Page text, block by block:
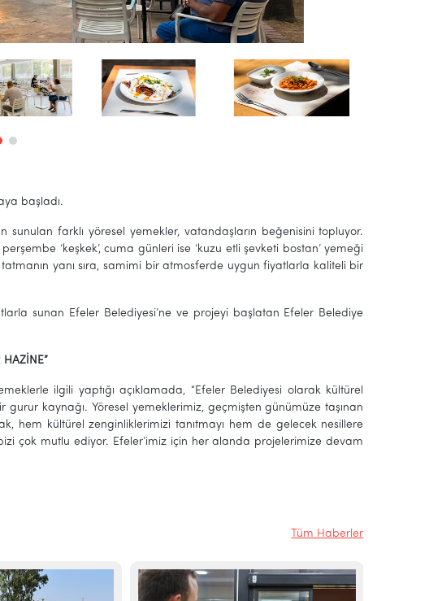
başladı.
sunulan farklı yöresel yemekler, vatandaşların beğenisini topluyor.
perşembe ‘keşkek’, cuma günleri ise ‘kuzu etli şevketi bostan’ yemeği
yanı sıra, samimi bir atmosferde uygun fiyatlarla kaliteli bir
sunan Efeler Belediyesi’ne ve projeyi başlatan Efeler Belediye
HAZİNE”
ilgili yaptığı açıklamada, “Efeler Belediyesi olarak kültürel
gurur kaynağı. Yöresel yemeklerimiz, geçmişten günümüze taşınan
hem kültürel zenginliklerimizi tanıtmayı hem de gelecek nesillere
çok mutlu ediyor. Efeler’imiz için her alanda projelerimize devam
Tüm Haberler